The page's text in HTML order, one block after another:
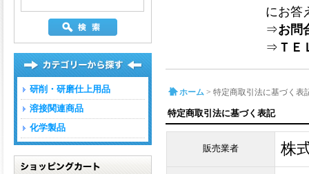
研削・研磨仕上用品
溶接関連商品
化学製品
にお答
⇒お問
⇒ ＴＥ
ホーム > 特定商取引法に基づく表
特定商取引法に基づく表記
販売業者 株